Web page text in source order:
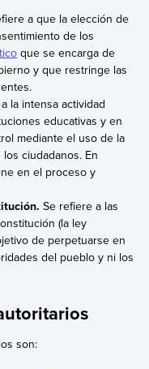
a que la elección de
de los
que se encarga de
y que restringe las
la intensa actividad
educativas y en
mediante el uso de la
ciudadanos. En
en el proceso y
Se refiere a las
(la ley
de perpetuarse en
del pueblo y ni los
son: